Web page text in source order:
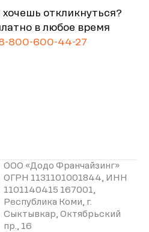
откликнуться?
в любое время
800-600-44-27
ООО «Додо Франчайзинг»
ОГРН 1131101001844, ИНН
1101140415 167001,
Республика Коми, г.
Сыктывкар, Октябрьский
пр., 16